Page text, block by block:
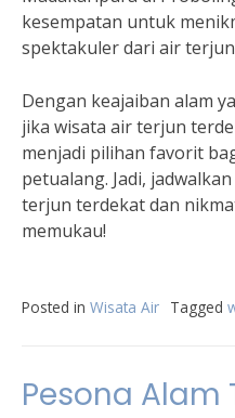
kesempatan untuk
spektakuler dari air
Dengan keajaiban alam
jika wisata air terjun
menjadi pilihan favorit
petualang. Jadi,
terjun terdekat dan
memukau!
Posted in Wisata Air Tagged
Pesona Alam